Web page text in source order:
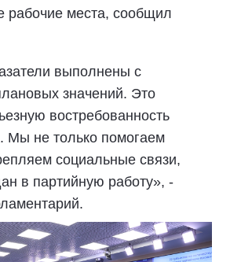
рабочие места, сообщил
выполнены с
значений. Это
востребованность
Мы не только помогаем
социальные связи,
в партийную работу», -